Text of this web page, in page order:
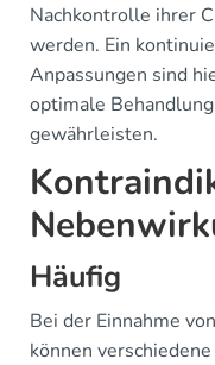
Nachkontrolle ihrer
werden. Ein
Anpassungen sind
optimale
gewährleisten.
Häufig
Bei der Einnahme
können